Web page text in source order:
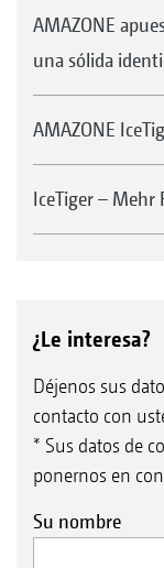
AMAZONE
una sólida
AMAZONE
IceTiger –
¿Le interesa?
Déjenos sus
contacto con
* Sus datos de
ponernos en
Su nombre